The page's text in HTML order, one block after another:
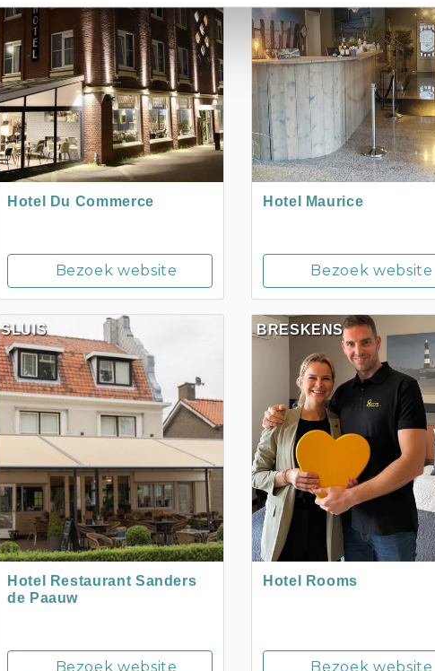
Hotel Du Commerce
Bezoek website
Hotel Maurice
Bezoek website
SLUIS
Hotel Restaurant Sanders
de Paauw
Bezoek website
BRESKENS
Hotel Rooms
Bezoek website